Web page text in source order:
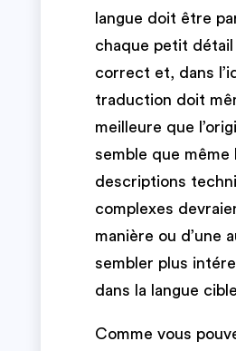
langue doit être
chaque petit
correct et, dans
traduction doit
meilleure que
semble que même
descriptions
complexes
manière ou d’une
sembler plus
dans la langue
Comme vous